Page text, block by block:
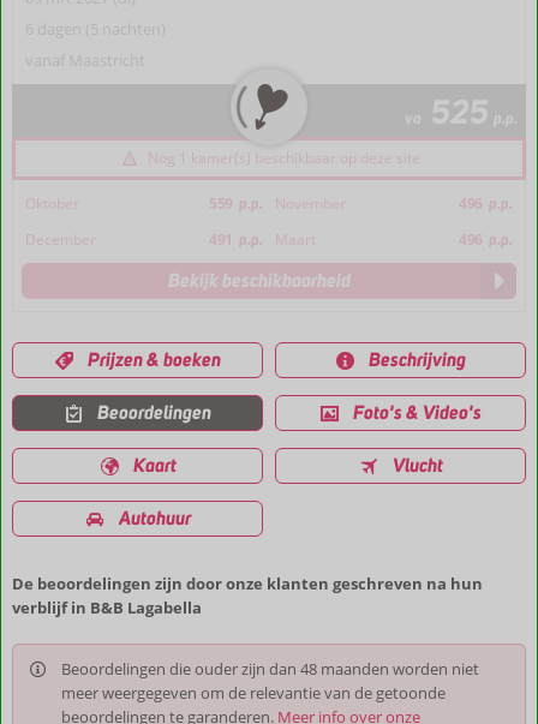
6 dagen (5 nachten)
vanaf Maastricht
va 525 p.p.
Nog 1 kamer(s) beschikbaar op deze site
Oktober 559 p.p. November 496 p.p.
December
491 p.p. Maart 496 p.p.
Bekijk beschikbaarheid
Prijzen & boeken Beschrijving
Beoordelingen Foto's & Video's
Kaart Vlucht
Autohuur
De beoordelingen zijn door onze klanten geschreven na hun
verblijf in B&B Lagabella
Beoordelingen die ouder zijn dan 48 maanden worden niet
meer weergegeven om de relevantie van de getoonde
beoordelingen te garanderen. Meer info over onze